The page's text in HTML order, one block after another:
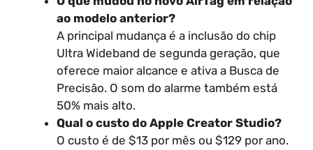
ao modelo anterior?
A principal mudança é a inclusão do chip
Ultra Wideband de segunda geração, que
oferece maior alcance e ativa a Busca de
Precisão. O som do alarme também está
50% mais alto.
Qual o custo do Apple Creator Studio?
O custo é de $13 por mês ou $129 por ano.